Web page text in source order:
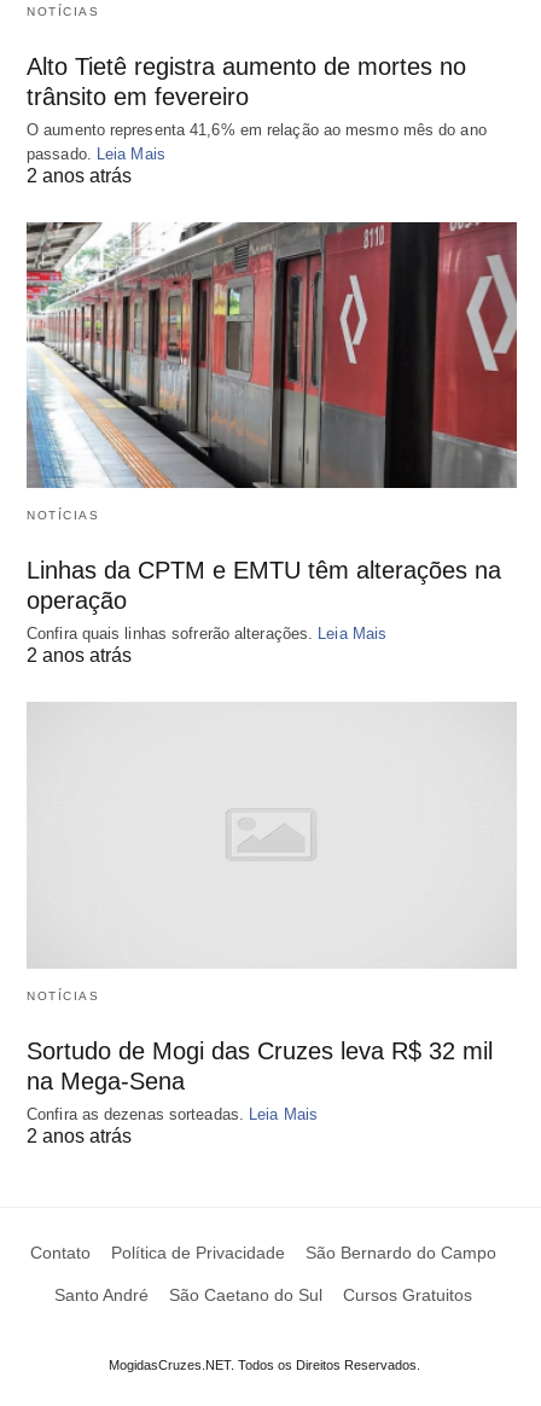
NOTÍCIAS
Alto Tietê registra aumento de mortes no
trânsito em fevereiro
O aumento representa 41,6% em relação ao mesmo mês do ano
passado.
Leia Mais
2 anos atrás
NOTÍCIAS
Linhas da CPTM e EMTU têm alterações na
operação
Confira quais linhas sofrerão alterações. Leia Mais
2 anos atrás
NOTÍCIAS
Sortudo de Mogi das Cruzes leva R$ 32 mil
na Mega-Sena
Confira as dezenas sorteadas. Leia Mais
2 anos atrás
Contato Política de Privacidade São Bernardo do Campo
Santo André São Caetano do Sul Cursos Gratuitos
MogidasCruzes.NET. Todos os Direitos Reservados.